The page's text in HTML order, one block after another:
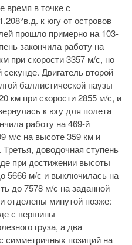
время в точке с
к югу от островов
прошло примерно на 103-
закончила работу на
при скорости 3357 м/с, но
Двигатель второй
баллистической паузы
км при скорости 2855 м/с, и
к югу для полета
работу на 469-й
м/с на высоте 359 км и
доводочная ступень
при достижении высоты
5666 м/с и выключилась на
до 7578 м/с на заданной
отделены минутой позже:
с вершины
груза, а два
симметричных позиций на